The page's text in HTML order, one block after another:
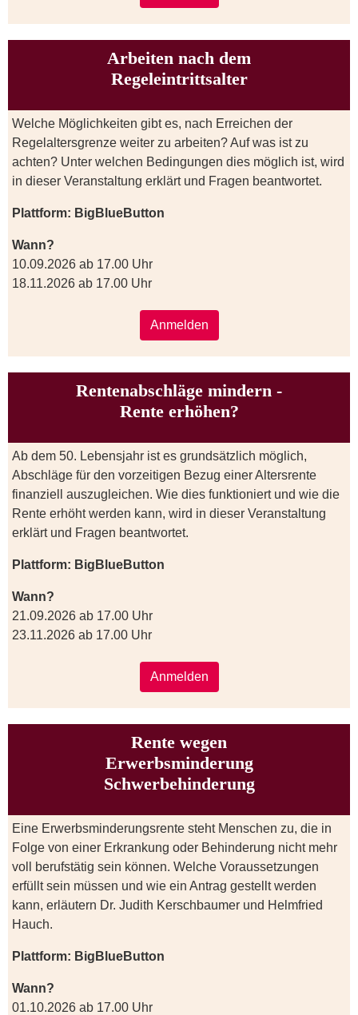
Arbeiten nach dem
Regeleintrittsalter
Welche Möglichkeiten gibt es, nach Erreichen der
Regelaltersgrenze weiter zu arbeiten? Auf was ist zu
achten? Unter welchen Bedingungen dies möglich ist, wird
in dieser Veranstaltung erklärt und Fragen beantwortet.
Plattform: BigBlueButton
Wann?
10.09.2026 ab 17.00 Uhr
18.11.2026 ab 17.00 Uhr
Anmelden
Rentenabschläge mindern -
Rente erhöhen?
Ab dem 50. Lebensjahr ist es grundsätzlich möglich,
Abschläge für den vorzeitigen Bezug einer Altersrente
finanziell auszugleichen. Wie dies funktioniert und wie die
Rente erhöht werden kann, wird in dieser Veranstaltung
erklärt und Fragen beantwortet.
Plattform: BigBlueButton
Wann?
21.09.2026 ab 17.00 Uhr
23.11.2026 ab 17.00 Uhr
Anmelden
Rente wegen
Erwerbsminderung
Schwerbehinderung
Eine Erwerbsminderungsrente steht Menschen zu, die in
Folge von einer Erkrankung oder Behinderung nicht mehr
voll berufstätig sein können. Welche Voraussetzungen
erfüllt sein müssen und wie ein Antrag gestellt werden
kann, erläutern Dr. Judith Kerschbaumer und Helmfried
Hauch.
Plattform: BigBlueButton
Wann?
01.10.2026 ab 17.00 Uhr